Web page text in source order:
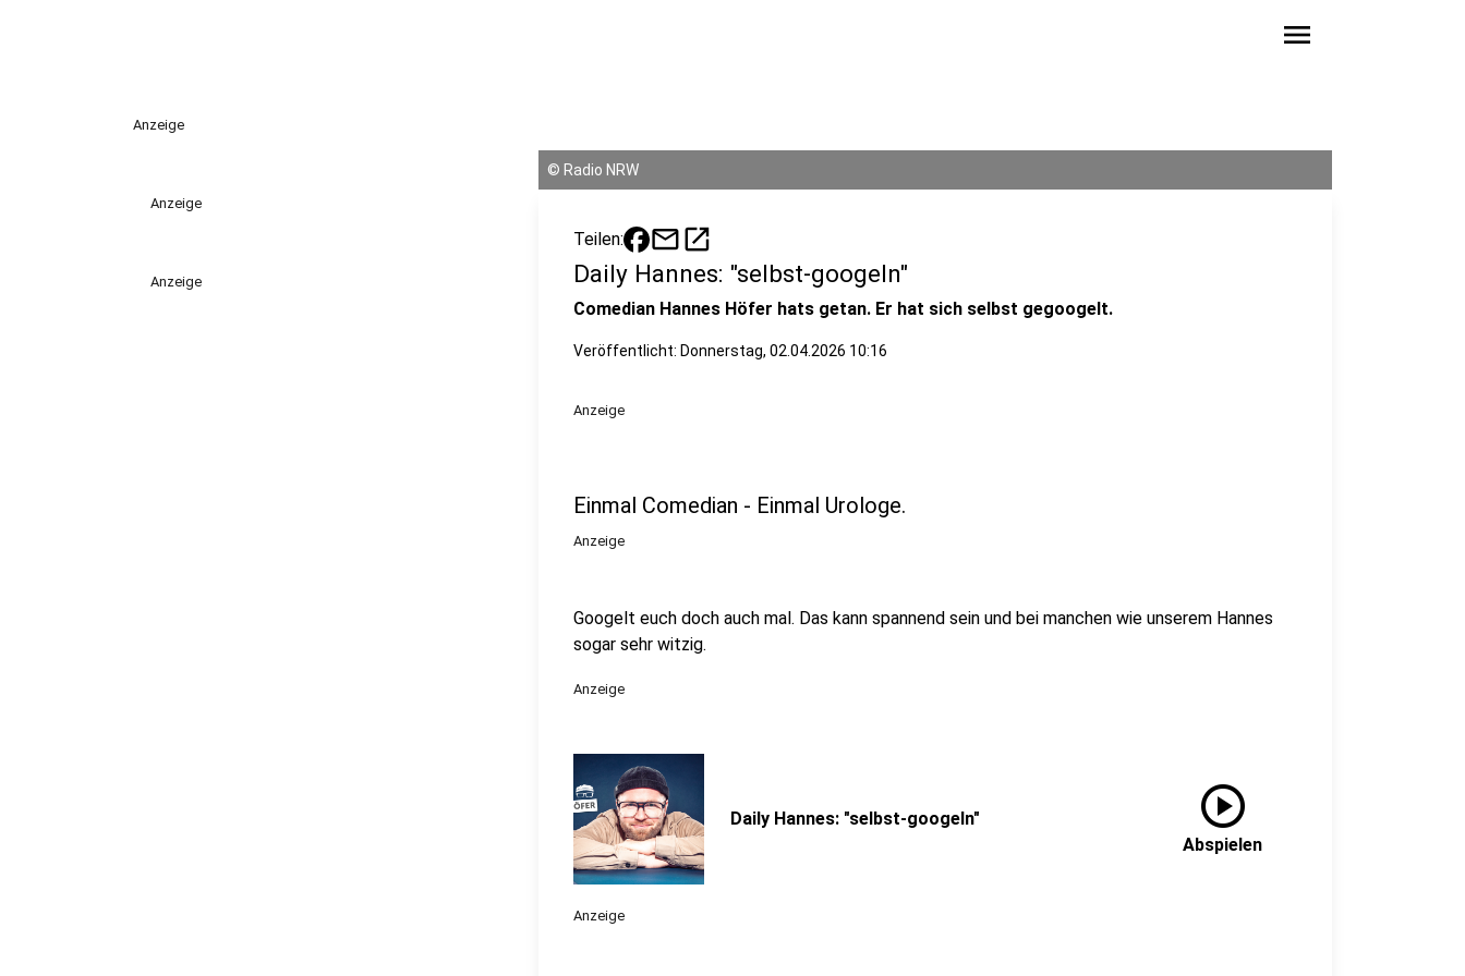
menu
Anzeige
Anzeige
Anzeige
© Radio NRW
Teilen: mailopen_in_new
Daily Hannes: "selbst-googeln"
Comedian Hannes Höfer hats getan. Er hat sich selbst gegoogelt.
Veröffentlicht: Donnerstag, 02.04.2026 10:16
Anzeige
Einmal Comedian - Einmal Urologe.
Anzeige
Googelt euch doch auch mal. Das kann spannend sein und bei manchen wie unserem Hannes
sogar sehr witzig.
Anzeige
Daily Hannes: "selbst-googeln" play_circle
Abspielen
Anzeige